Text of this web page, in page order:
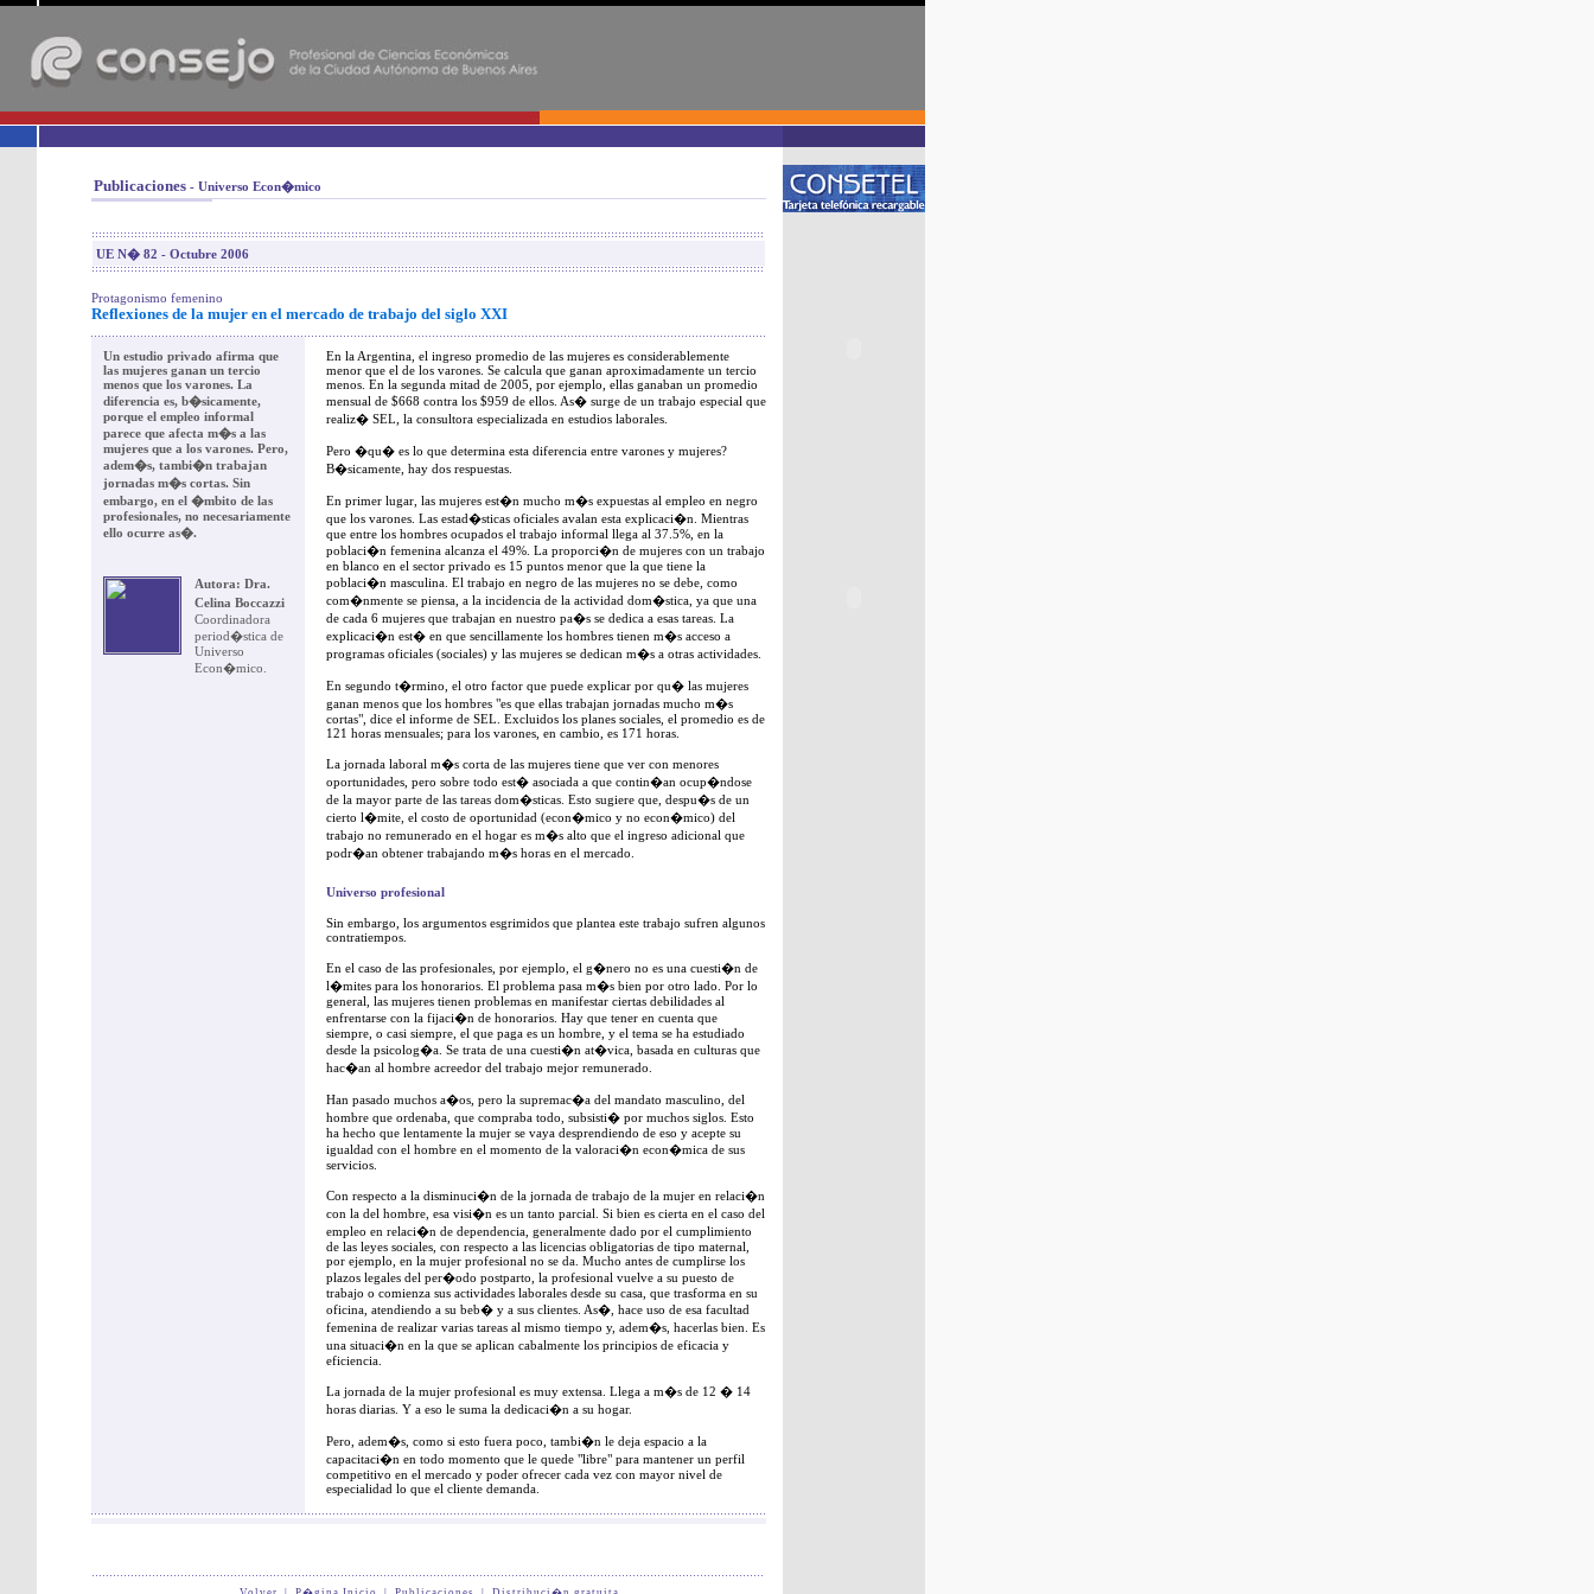
Publicaciones - Universo Econ�mico
UE N� 82 - Octubre 2006
Protagonismo femenino
Reflexiones de la mujer en el mercado de trabajo del siglo XXI
Un estudio privado afirma que
las mujeres ganan un tercio
menos que los varones. La
diferencia es, b�sicamente,
porque el empleo informal
parece que afecta m�s a las
mujeres que a los varones. Pero,
adem�s, tambi�n trabajan
jornadas m�s cortas. Sin
embargo, en el �mbito de las
profesionales, no necesariamente
ello ocurre as�.
Autora: Dra.
Celina Boccazzi
Coordinadora
period�stica de
Universo
Econ�mico.
En la Argentina, el ingreso promedio de las mujeres es considerablemente
menor que el de los varones. Se calcula que ganan aproximadamente un tercio
menos. En la segunda mitad de 2005, por ejemplo, ellas ganaban un promedio
mensual de $668 contra los $959 de ellos. As� surge de un trabajo especial que
realiz� SEL, la consultora especializada en estudios laborales.
Pero �qu� es lo que determina esta diferencia entre varones y mujeres?
B�sicamente, hay dos respuestas.
En primer lugar, las mujeres est�n mucho m�s expuestas al empleo en negro
que los varones. Las estad�sticas oficiales avalan esta explicaci�n. Mientras
que entre los hombres ocupados el trabajo informal llega al 37.5%, en la
poblaci�n femenina alcanza el 49%. La proporci�n de mujeres con un trabajo
en blanco en el sector privado es 15 puntos menor que la que tiene la
poblaci�n masculina. El trabajo en negro de las mujeres no se debe, como
com�nmente se piensa, a la incidencia de la actividad dom�stica, ya que una
de cada 6 mujeres que trabajan en nuestro pa�s se dedica a esas tareas. La
explicaci�n est� en que sencillamente los hombres tienen m�s acceso a
programas oficiales (sociales) y las mujeres se dedican m�s a otras actividades.
En segundo t�rmino, el otro factor que puede explicar por qu� las mujeres
ganan menos que los hombres "es que ellas trabajan jornadas mucho m�s
cortas", dice el informe de SEL. Excluidos los planes sociales, el promedio es de
121 horas mensuales; para los varones, en cambio, es 171 horas.
La jornada laboral m�s corta de las mujeres tiene que ver con menores
oportunidades, pero sobre todo est� asociada a que contin�an ocup�ndose
de la mayor parte de las tareas dom�sticas. Esto sugiere que, despu�s de un
cierto l�mite, el costo de oportunidad (econ�mico y no econ�mico) del
trabajo no remunerado en el hogar es m�s alto que el ingreso adicional que
podr�an obtener trabajando m�s horas en el mercado.
Universo profesional
Sin embargo, los argumentos esgrimidos que plantea este trabajo sufren algunos
contratiempos.
En el caso de las profesionales, por ejemplo, el g�nero no es una cuesti�n de
l�mites para los honorarios. El problema pasa m�s bien por otro lado. Por lo
general, las mujeres tienen problemas en manifestar ciertas debilidades al
enfrentarse con la fijaci�n de honorarios. Hay que tener en cuenta que
siempre, o casi siempre, el que paga es un hombre, y el tema se ha estudiado
desde la psicolog�a. Se trata de una cuesti�n at�vica, basada en culturas que
hac�an al hombre acreedor del trabajo mejor remunerado.
Han pasado muchos a�os, pero la supremac�a del mandato masculino, del
hombre que ordenaba, que compraba todo, subsisti� por muchos siglos. Esto
ha hecho que lentamente la mujer se vaya desprendiendo de eso y acepte su
igualdad con el hombre en el momento de la valoraci�n econ�mica de sus
servicios.
Con respecto a la disminuci�n de la jornada de trabajo de la mujer en relaci�n
con la del hombre, esa visi�n es un tanto parcial. Si bien es cierta en el caso del
empleo en relaci�n de dependencia, generalmente dado por el cumplimiento
de las leyes sociales, con respecto a las licencias obligatorias de tipo maternal,
por ejemplo, en la mujer profesional no se da. Mucho antes de cumplirse los
plazos legales del per�odo postparto, la profesional vuelve a su puesto de
trabajo o comienza sus actividades laborales desde su casa, que trasforma en su
oficina, atendiendo a su beb� y a sus clientes. As�, hace uso de esa facultad
femenina de realizar varias tareas al mismo tiempo y, adem�s, hacerlas bien. Es
una situaci�n en la que se aplican cabalmente los principios de eficacia y
eficiencia.
La jornada de la mujer profesional es muy extensa. Llega a m�s de 12 � 14
horas diarias. Y a eso le suma la dedicaci�n a su hogar.
Pero, adem�s, como si esto fuera poco, tambi�n le deja espacio a la
capacitaci�n en todo momento que le quede "libre" para mantener un perfil
competitivo en el mercado y poder ofrecer cada vez con mayor nivel de
especialidad lo que el cliente demanda.